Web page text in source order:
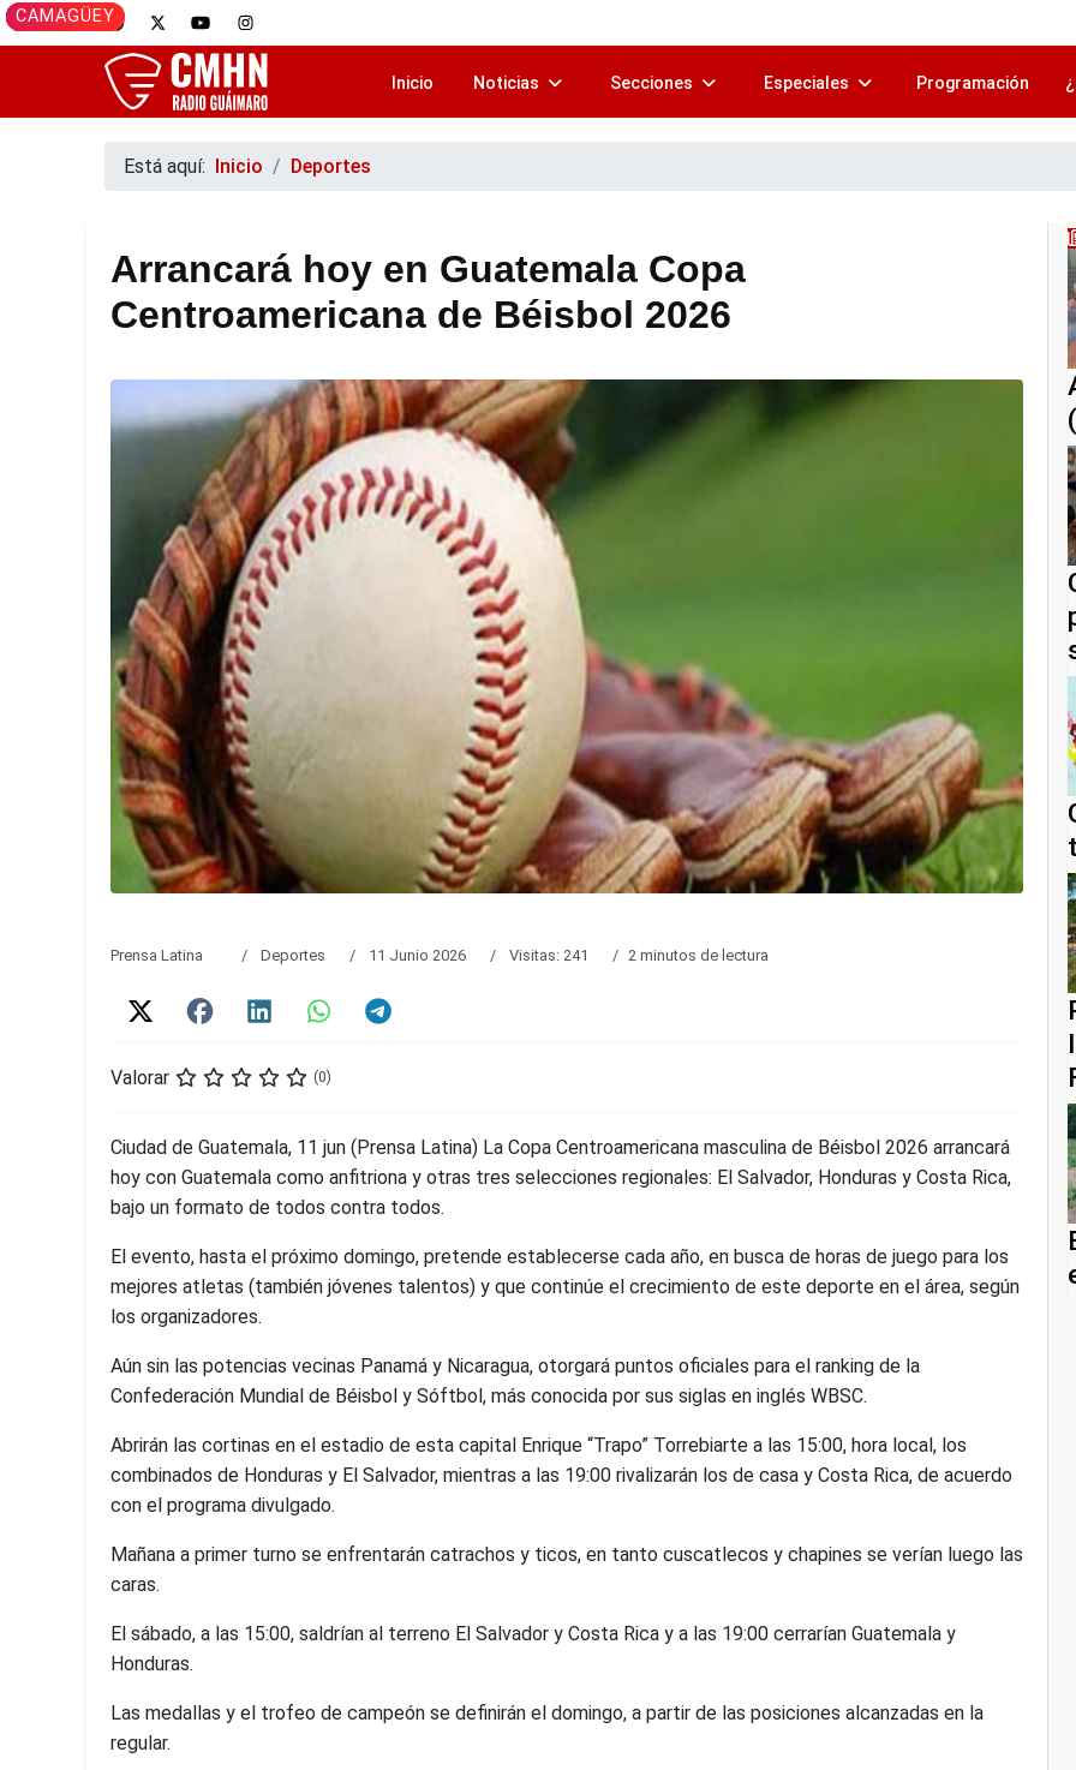
Inicio Noticias Secciones Especiales Programación
Está aquí: Inicio Deportes
Arrancará hoy en Guatemala Copa
Centroamericana de Béisbol 2026
Prensa Latina Deportes 11 Junio 2026 Visitas: 241 2 minutos de lectura
Valorar (0)
Ciudad de Guatemala, 11 jun (Prensa Latina) La Copa Centroamericana masculina de Béisbol 2026 arrancará
hoy con Guatemala como anfitriona y otras tres selecciones regionales: El Salvador, Honduras y Costa Rica,
bajo un formato de todos contra todos.
El evento, hasta el próximo domingo, pretende establecerse cada año, en busca de horas de juego para los
mejores atletas (también jóvenes talentos) y que continúe el crecimiento de este deporte en el área, según
los organizadores.
Aún sin las potencias vecinas Panamá y Nicaragua, otorgará puntos oficiales para el ranking de la
Confederación Mundial de Béisbol y Sóftbol, más conocida por sus siglas en inglés WBSC.
Abrirán las cortinas en el estadio de esta capital Enrique “Trapo” Torrebiarte a las 15:00, hora local, los
combinados de Honduras y El Salvador, mientras a las 19:00 rivalizarán los de casa y Costa Rica, de acuerdo
con el programa divulgado.
Mañana a primer turno se enfrentarán catrachos y ticos, en tanto cuscatlecos y chapines se verían luego las
caras.
El sábado, a las 15:00, saldrían al terreno El Salvador y Costa Rica y a las 19:00 cerrarían Guatemala y
Honduras.
Las medallas y el trofeo de campeón se definirán el domingo, a partir de las posiciones alcanzadas en la
regular.
GUÁIMARO
CAMAGÜEY
GUÁIMARO
GUÁIMARO
CAMAGÜEY